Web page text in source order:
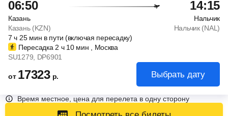
06:50 14:15
Казань
Нальчик
Казань (KZN)
Нальчик (NAL)
7ч 25 мин в пути (включая пересадку)
Пересадка 2 ч10 мин , Москва
SU1279 , DP6901
от 17323 р. Выбрать дату
Время местное, цена для перелета в одну сторону